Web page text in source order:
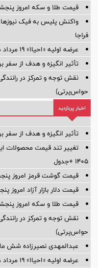
قیمت طلا و سکه امروز پنجشنبه ۱۵
واکنش پلیس به فیک نیوزها
فراجا
عرضه اولیه «احیا۱» ۱۹ مرداد در فرابورس
تأثیر انگیزه و هدف از سفر
نقش توجه و تمرکز در
حواس‌پرتی)
اخبار پربازدید
تأثیر انگیزه و هدف از سفر
۱۴۰۵ +جدول
قیمت گوشت قرمز امروز پنجشنبه ۱۵ مرداد
قیمت دلار بازار آزاد امروز پنجشنبه ۱۵ مرداد
قیمت طلا و سکه امروز پنجشنبه ۱۵
نقش توجه و تمرکز در
حواس‌پرتی)
عبدالمهدی نصیرزاده شش
عرضه اولیه «احیا۱» ۱۹ مرداد در فرابورس